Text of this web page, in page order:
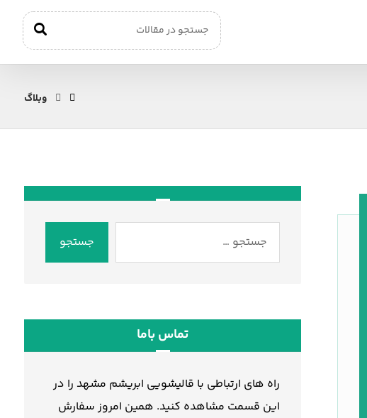
وبلاگ
تماس باما
راه های ارتباطی با قالیشویی ابریشم مشهد را در
این قسمت مشاهده کنید. همین امروز سفارش